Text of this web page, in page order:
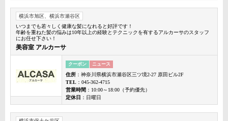
横浜市旭区、横浜市瀬谷区
いつまでも若々しく健康な髪になれると好評です！
年齢を重ねた髪の悩みは10年以上の経験とテクニックを有するアルカーサのスタッフ
にお任せ下さい！
美容室 アルカーサ
クーポン ニュース
住所 ：神奈川県横浜市瀬谷区三ツ境2-27 原田ビル2F
TEL ：045-362-4715
営業時間 ：10:00～18:00（予約優先）
定休日 ：日曜日